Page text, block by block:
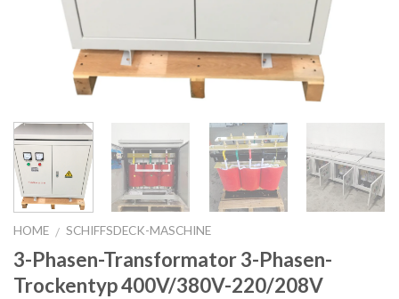
HOME / SCHIFFSDECK-MASCHINE
3-Phasen-Transformator 3-Phasen-
Trockentyp 400V/380V-220/208V